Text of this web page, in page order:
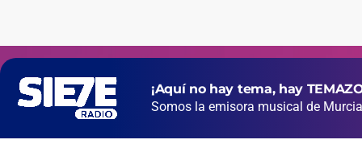
¡Aquí no hay tema, hay
Somos la emisora musical de